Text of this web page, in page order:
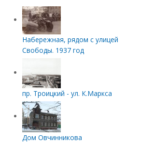
Набережная, рядом с улицей
Свободы. 1937 год
пр. Троицкий - ул. К.Маркса
Дом Овчинникова